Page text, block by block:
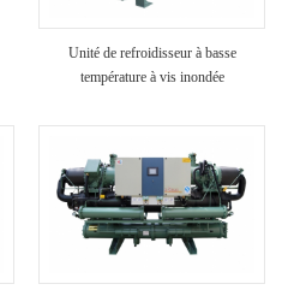
Unité de refroidisseur à basse
température à vis inondée